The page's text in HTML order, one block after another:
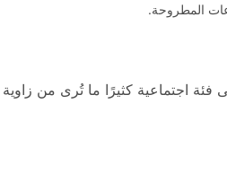
المطروحة.
اجتماعية كثيرًا ما تُرى من زاوية